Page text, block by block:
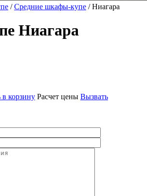
/Средние шкафы-купе / Ниагара
Ниагара
в корзину Расчет цены Вызвать